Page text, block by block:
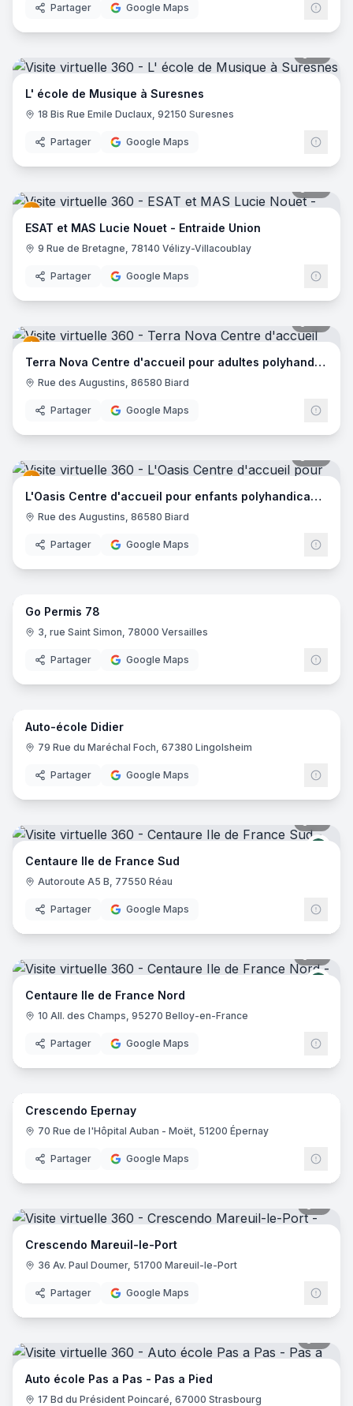
Partager Google Maps
L' école de Musique à Suresnes
18 Bis Rue Emile Duclaux, 92150 Suresnes
Partager Google Maps
ESAT et MAS Lucie Nouet - Entraide Union
9 Rue de Bretagne, 78140 Vélizy-Villacoublay
Partager Google Maps
Terra Nova Centre d'accueil pour adultes polyhandicapés
Rue des Augustins, 86580 Biard
Partager Google Maps
L'Oasis Centre d'accueil pour enfants polyhandicapés
Rue des Augustins, 86580 Biard
Partager Google Maps
8
Go Permis 78
3, rue Saint Simon, 78000 Versailles
Partager Google Maps
10
Auto-école Didier
79 Rue du Maréchal Foch, 67380 Lingolsheim
Partager Google Maps
Centaure Ile de France Sud
Autoroute A5 B, 77550 Réau
Partager Google Maps
Centaure Ile de France Nord
10 All. des Champs, 95270 Belloy-en-France
Partager Google Maps
8
Crescendo Epernay
70 Rue de l'Hôpital Auban - Moët, 51200 Épernay
Partager Google Maps
Crescendo Mareuil-le-Port
36 Av. Paul Doumer, 51700 Mareuil-le-Port
Partager Google Maps
Auto école Pas a Pas - Pas a Pied
17 Bd du Président Poincaré, 67000 Strasbourg